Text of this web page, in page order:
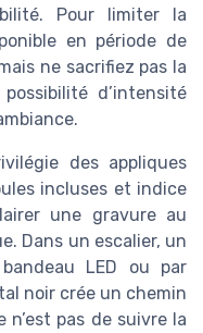
Pour limiter la
en période de
ne sacrifiez pas la
d’intensité
des appliques
incluses et indice
une gravure au
Dans un escalier, un
LED ou par
noir crée un chemin
n’est pas de suivre la